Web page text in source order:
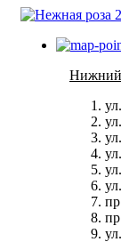
Нижний